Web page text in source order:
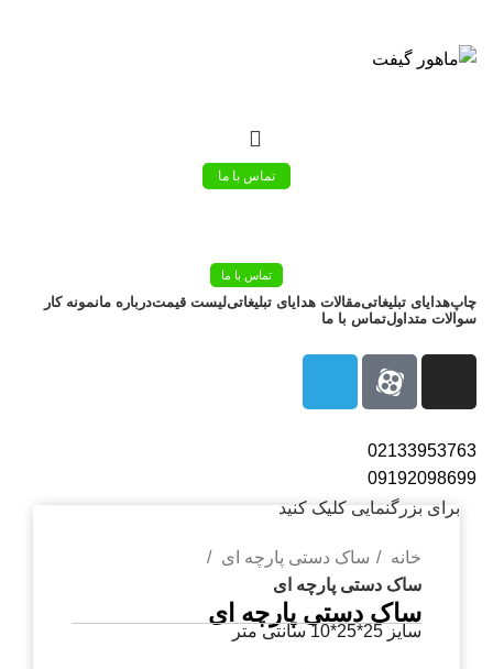
تماس با ما
تماس با ما
چاپهدایای تبلیغاتیمقالات هدایای تبلیغاتیلیست قیمتدرباره مانمونه کار
سوالات متداولتماس با ما
02133953763
09192098699
برای بزرگنمایی کلیک کنید
خانه
ساک دستی پارچه ای
ساک دستی پارچه ای
ساک دستی پارچه ای
سایز 25*25*10 سانتی متر